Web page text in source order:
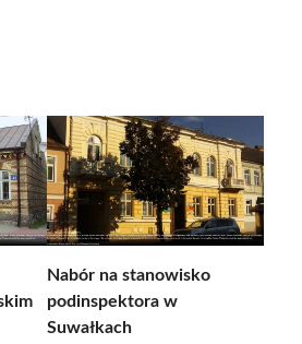
Nabór na stanowisko
podinspektora w
Suwałkach